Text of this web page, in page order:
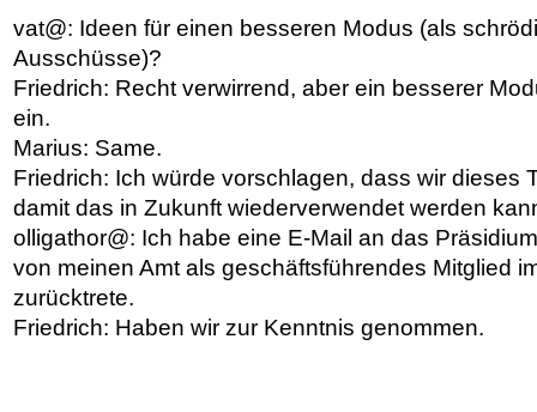
vat@: Ideen für einen besseren Modus (als
Ausschüsse)?
Friedrich: Recht verwirrend, aber ein besserer
ein.
Marius: Same.
Friedrich: Ich würde vorschlagen, dass wir dieses
damit das in Zukunft wiederverwendet werden
olligathor@: Ich habe eine E-Mail an das
von meinen Amt als geschäftsführendes Mitglied
zurücktrete.
Friedrich: Haben wir zur Kenntnis genommen.